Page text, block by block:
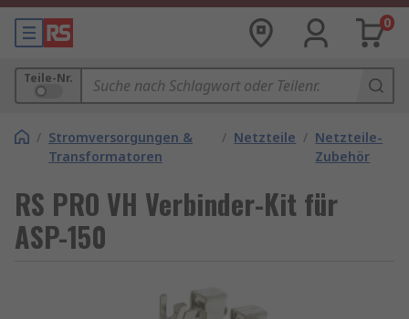
0
Teile-Nr.
/ Stromversorgungen &
Transformatoren
/ Netzteile / Netzteile-
Zubehör
RS PRO VH Verbinder-Kit für
ASP-150